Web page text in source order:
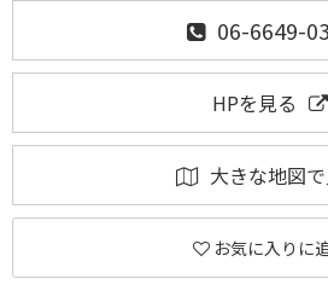
06-6649-
HPを見る
大きな地図
お気に入りに